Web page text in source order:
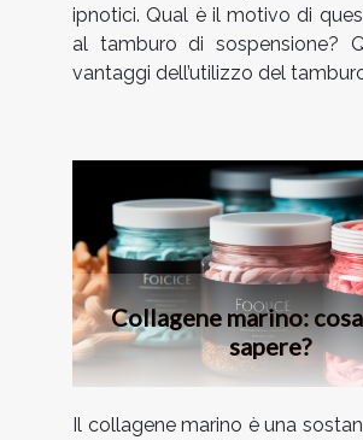
ipnotici. Qual è il motivo di
al tamburo di sospensione?
vantaggi dell’utilizzo del
Collagene marino:
sapere?
Il collagene marino è una